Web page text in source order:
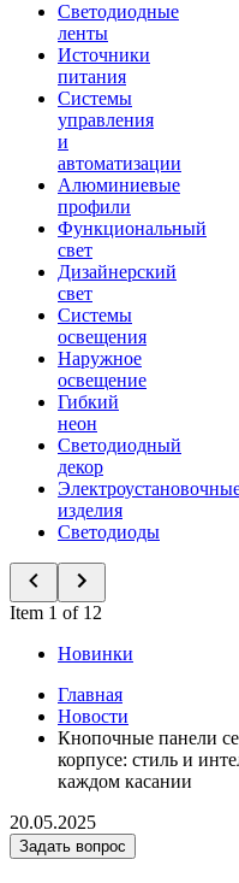
Светодиодные
ленты
Источники
питания
Системы
управления
и
автоматизации
Алюминиевые
профили
Функциональный
свет
Дизайнерский
свет
Системы
освещения
Наружное
освещение
Гибкий
неон
Светодиодный
декор
изделия
Светодиоды
Item 1 of 12
Новинки
Главная
Новости
Кнопочные панели
корпусе: стиль и
каждом касании
20.05.2025
Задать вопрос